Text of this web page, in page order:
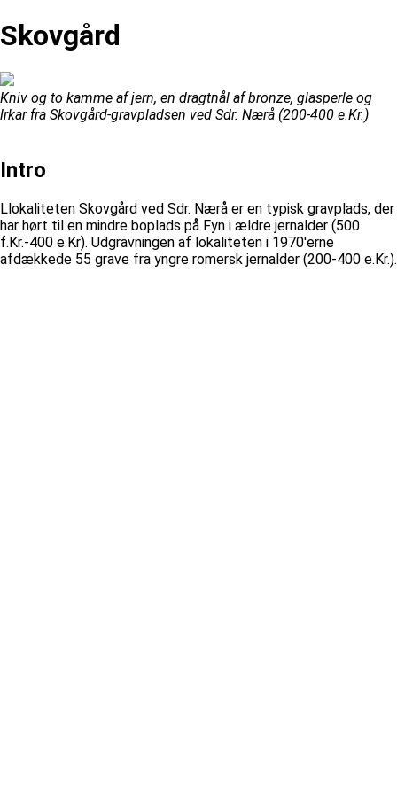
Skovgård
Kniv og to kamme af jern, en dragtnål af bronze, glasperle og
lrkar fra Skovgård-gravpladsen ved Sdr. Nærå (200-400 e.Kr.)
Intro
Llokaliteten Skovgård ved Sdr. Nærå er en typisk gravplads, der
har hørt til en mindre boplads på Fyn i ældre jernalder (500
f.Kr.-400 e.Kr). Udgravningen af lokaliteten i 1970'erne
afdækkede 55 grave fra yngre romersk jernalder (200-400 e.Kr.).